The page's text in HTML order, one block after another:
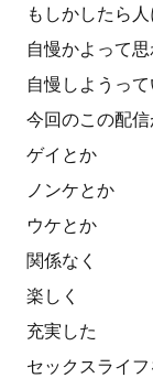
もしかしたら
自慢かよって
自慢しようっ
今回のこの配
ゲイとか
ノンケとか
ウケとか
関係なく
楽しく
充実した
セックスライフ